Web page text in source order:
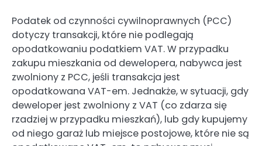
Podatek od czynności cywilnoprawnych (PCC)
dotyczy transakcji, które nie podlegają
opodatkowaniu podatkiem VAT. W przypadku
zakupu mieszkania od dewelopera, nabywca jest
zwolniony z PCC, jeśli transakcja jest
opodatkowana VAT-em. Jednakże, w sytuacji, gdy
deweloper jest zwolniony z VAT (co zdarza się
rzadziej w przypadku mieszkań), lub gdy kupujemy
od niego garaż lub miejsce postojowe, które nie są